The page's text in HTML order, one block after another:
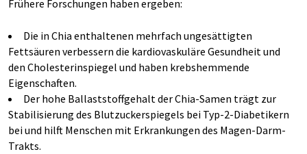
Frühere Forschungen haben ergeben:
Die in Chia enthaltenen mehrfach ungesättigten
Fettsäuren verbessern die kardiovaskuläre Gesundheit und
den Cholesterinspiegel und haben krebshemmende
Eigenschaften.
Der hohe Ballaststoffgehalt der Chia-Samen trägt zur
Stabilisierung des Blutzuckerspiegels bei Typ-2-Diabetikern
bei und hilft Menschen mit Erkrankungen des Magen-Darm-
Trakts.